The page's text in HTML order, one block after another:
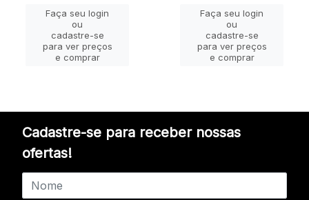
Faça seu login
ou
cadastre-se
para ver preços
e comprar
Faça seu login
ou
cadastre-se
para ver preços
e comprar
Cadastre-se para receber nossas
ofertas!